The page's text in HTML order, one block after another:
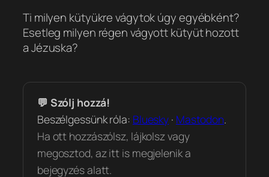
Ti milyen kütyükre vágytok úgy egyébként?
Esetleg milyen régen vágyott kütyüt hozott
a Jézuska?
💬 Szólj hozzá!
Beszélgessünk róla: Bluesky · Mastodon.
Ha ott hozzászólsz, lájkolsz vagy
megosztod, az itt is megjelenik a
bejegyzés alatt.